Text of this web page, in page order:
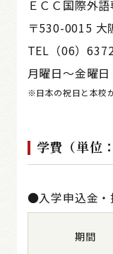
ＥＣＣ国際外
〒530-0015
TEL（06）
月曜日～金曜
※日本の祝日と本校
学費（単位
●入学申込金・
期間